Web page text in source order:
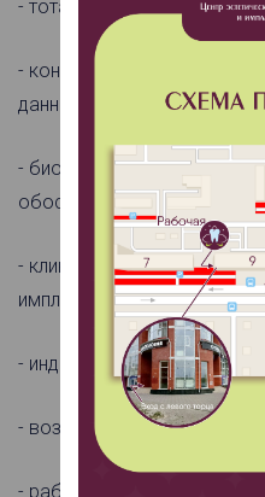
- тотальная реабилитация
- концепция All-On-X, а
данной концепции;
- биологические принципы
обоснованием;
- клиническое значение
имплантата;
- индивидуализация
- возможные осложнения и
- работа в ExoCad,